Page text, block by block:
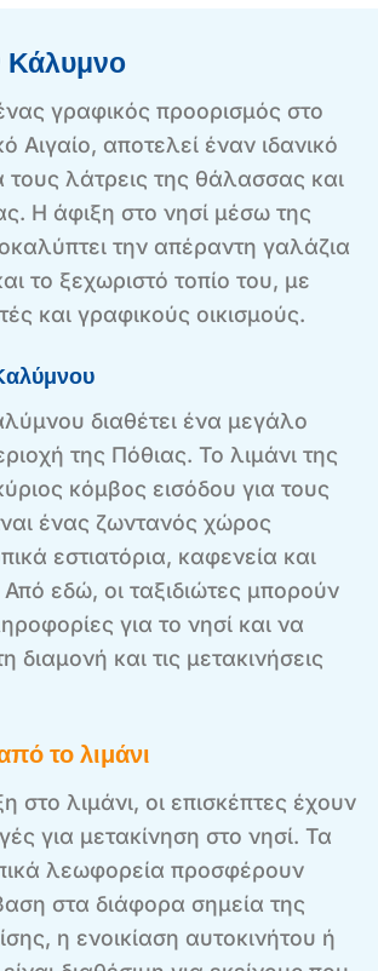
Κάλυμνο
γραφικός προορισμός στο
Αιγαίο, αποτελεί έναν ιδανικό
τους λάτρεις της θάλασσας και
Η άφιξη στο νησί μέσω της
την απέραντη γαλάζια
το ξεχωριστό τοπίο του, με
και γραφικούς οικισμούς.
διαθέτει ένα μεγάλο
της Πόθιας. Το λιμάνι της
κόμβος εισόδου για τους
ένας ζωντανός χώρος
εστιατόρια, καφενεία και
εδώ, οι ταξιδιώτες μπορούν
για το νησί και να
διαμονή και τις μετακινήσεις
το λιμάνι
στο λιμάνι, οι επισκέπτες έχουν
για μετακίνηση στο νησί. Τα
λεωφορεία προσφέρουν
στα διάφορα σημεία της
η ενοικίαση αυτοκινήτου ή